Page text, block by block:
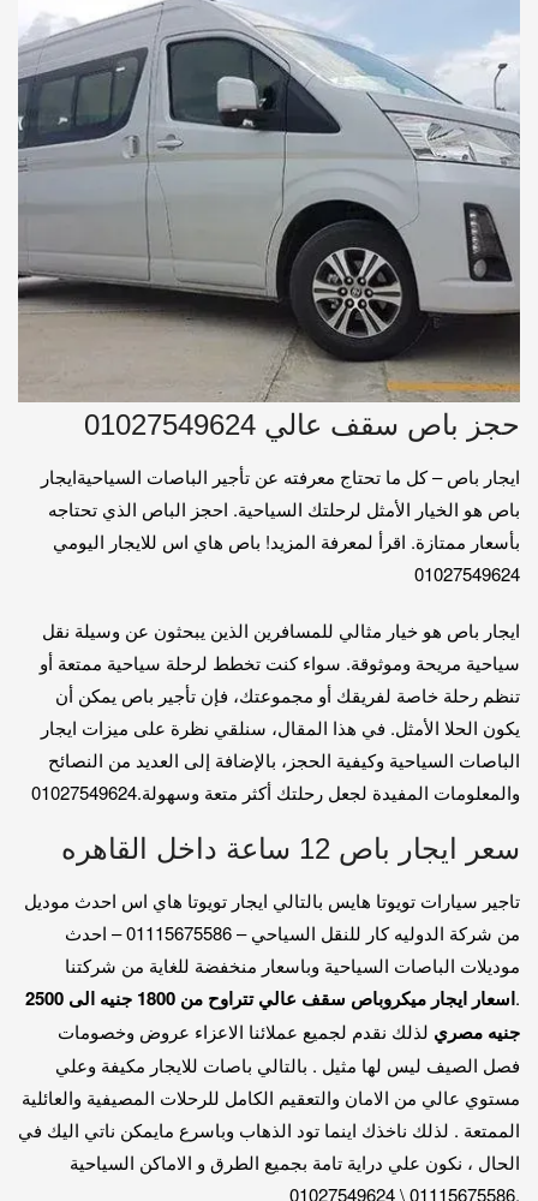
حجز باص سقف عالي 01027549624
ايجار باص – كل ما تحتاج معرفته عن تأجير الباصات السياحيةايجار
باص هو الخيار الأمثل لرحلتك السياحية. احجز الباص الذي تحتاجه
بأسعار ممتازة. اقرأ لمعرفة المزيد! باص هاي اس للايجار اليومي
01027549624
ايجار باص هو خيار مثالي للمسافرين الذين يبحثون عن وسيلة نقل
سياحية مريحة وموثوقة. سواء كنت تخطط لرحلة سياحية ممتعة أو
تنظم رحلة خاصة لفريقك أو مجموعتك، فإن تأجير باص يمكن أن
يكون الحلا الأمثل. في هذا المقال، سنلقي نظرة على ميزات ايجار
الباصات السياحية وكيفية الحجز، بالإضافة إلى العديد من النصائح
والمعلومات المفيدة لجعل رحلتك أكثر متعة وسهولة.01027549624
سعر ايجار باص 12 ساعة داخل القاهره
تاجير سيارات تويوتا هايس بالتالي ايجار تويوتا هاي اس احدث موديل
من شركة الدوليه كار للنقل السياحي – 01115675586 – احدث
موديلات الباصات السياحية وباسعار منخفضة للغاية من شركتنا
.
اسعار ايجار ميكروباص سقف عالي تتراوح من 1800 جنيه الى 2500
جنيه مصري لذلك نقدم لجميع عملائنا الاعزاء عروض وخصومات
فصل الصيف ليس لها مثيل . بالتالي باصات للايجار مكيفة وعلي
مستوي عالي من الامان والتعقيم الكامل للرحلات المصيفية والعائلية
الممتعة . لذلك ناخذك اينما تود الذهاب وباسرع مايمكن ناتي اليك في
الحال ، نكون علي دراية تامة بجميع الطرق و الاماكن السياحية
.01115675586 \ 01027549624